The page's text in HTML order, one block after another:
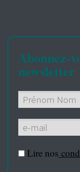
Abonnez-
newsletter
Lire nos